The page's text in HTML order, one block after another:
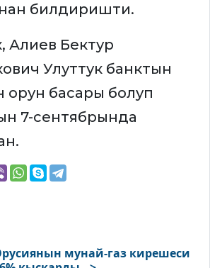
билдиришти.
Алиев Бектур
Улуттук банктын
орун басары болуп
7-сентябрында
мунай-газ кирешеси